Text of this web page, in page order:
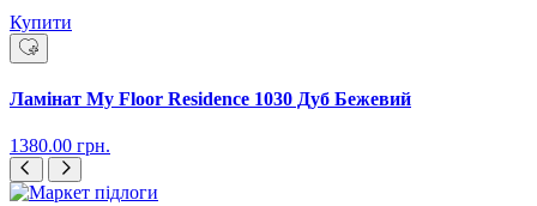
Купити
Ламінат My Floor Residence 1030 Дуб Бежевий
1380.00 грн.